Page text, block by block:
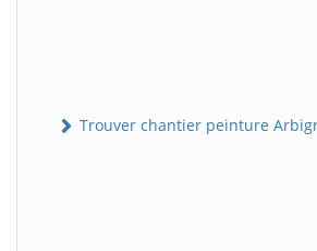
Trouver chantier peinture